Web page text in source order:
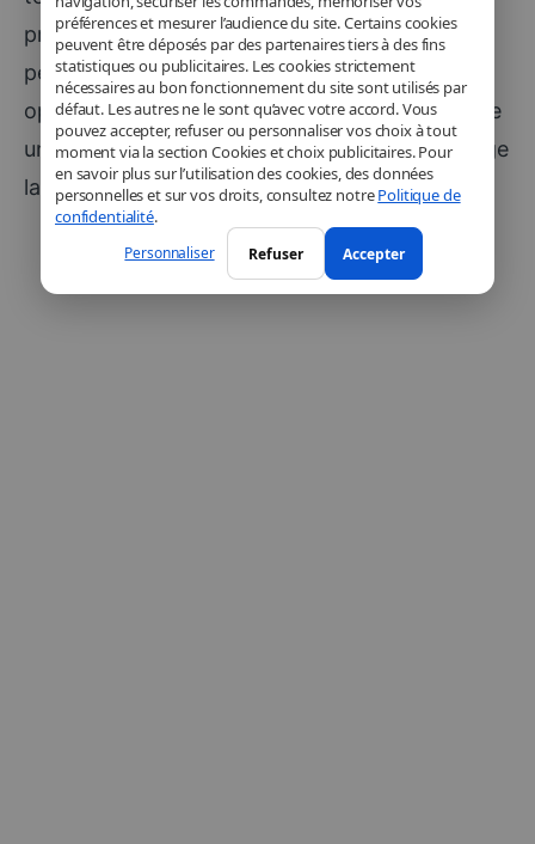
préférences et mesurer l’audience du site. Certains cookies
peuvent être déposés par des partenaires tiers à des fins
statistiques ou publicitaires. Les cookies strictement
nécessaires au bon fonctionnement du site sont utilisés par
défaut. Les autres ne le sont qu’avec votre accord. Vous
pouvez accepter, refuser ou personnaliser vos choix à tout
moment via la section Cookies et choix publicitaires. Pour
en savoir plus sur l’utilisation des cookies, des données
personnelles et sur vos droits, consultez notrePolitique de
confidentialité.
Personnaliser Refuser Accepter
proposer un iPhone Fold réactif aujourd’hui et
performant dans plusieurs années. La batterie,
optimisée pour l’écran pliable, devrait tenir toute
une journée sans problème et prendre en charge
la recharge rapide et MagSafe.